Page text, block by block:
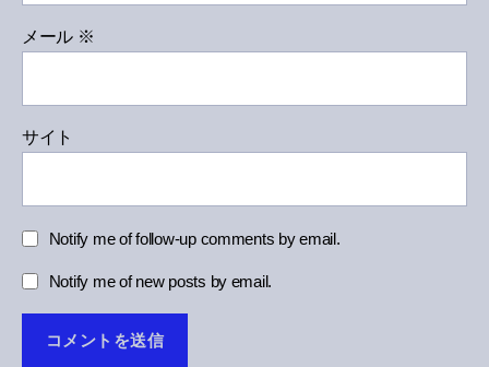
メール ※
サイト
Notify me of follow-up comments by email.
Notify me of new posts by email.